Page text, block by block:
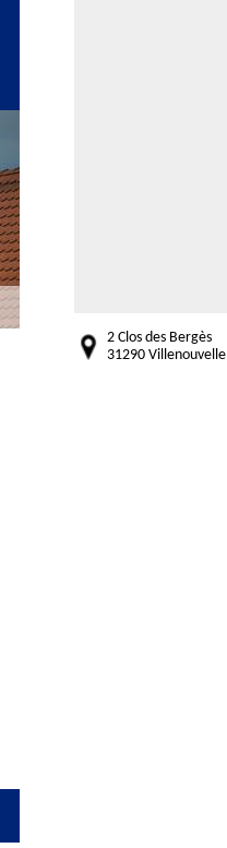
2 Clos des Bergès
31290 Villenouvelle